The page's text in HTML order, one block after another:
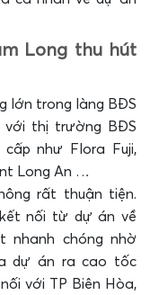
Long thu hút
lớn trong làng BĐS
với thị trường BĐS
như Flora Fuji,
Long An …
rất thuận tiện.
nối từ dự án về
nhanh chóng nhờ
dự án ra cao tốc
với TP Biên Hòa,